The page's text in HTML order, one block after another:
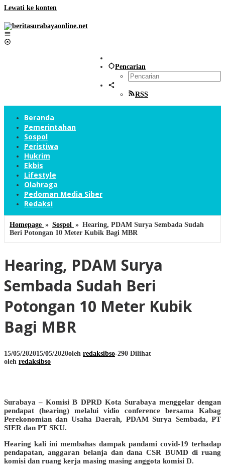
Lewati ke konten
Pencarian
RSS
Beranda
Pemerintahan
Sospol
Peristiwa
Hukrim
Ekbis
Lifestyle
Olahraga
Pedoman Media Siber
Redaksi
Homepage » Sospol » Hearing, PDAM Surya Sembada Sudah
Beri Potongan 10 Meter Kubik Bagi MBR
Hearing, PDAM Surya
Sembada Sudah Beri
Potongan 10 Meter Kubik
Bagi MBR
15/05/202015/05/2020oleh redaksibso-290 Dilihat
oleh redaksibso
Surabaya – Komisi B DPRD Kota Surabaya menggelar dengan
pendapat (hearing) melalui vidio conference bersama Kabag
Perekonomian dan Usaha Daerah, PDAM Surya Sembada, PT
SIER dan PT SKU.
Hearing kali ini membahas dampak pandami covid-19 terhadap
pendapatan, anggaran belanja dan dana CSR BUMD di ruang
komisi dan ruang kerja masing masing anggota komisi D.